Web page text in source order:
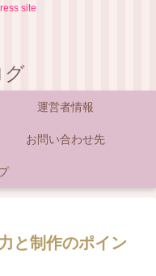
site
グ
運営者情報
お問い合わせ先
と制作のポイン